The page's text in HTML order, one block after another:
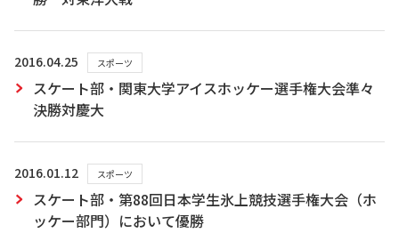
2016.04.25 スポーツ
スケート部・関東大学アイスホッケー選手権大会準々
決勝対慶大
2016.01.12 スポーツ
スケート部・第88回日本学生氷上競技選手権大会（ホ
ッケー部門）において優勝